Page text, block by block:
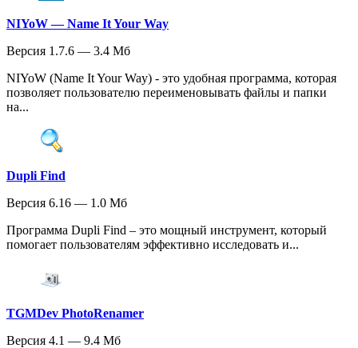
NIYoW — Name It Your Way
Версия 1.7.6 — 3.4 Мб
NIYoW (Name It Your Way) - это удобная программа, которая
позволяет пользователю переименовывать файлы и папки
на...
Dupli Find
Версия 6.16 — 1.0 Мб
Программа Dupli Find – это мощный инструмент, который
помогает пользователям эффективно исследовать и...
TGMDev PhotoRenamer
Версия 4.1 — 9.4 Мб